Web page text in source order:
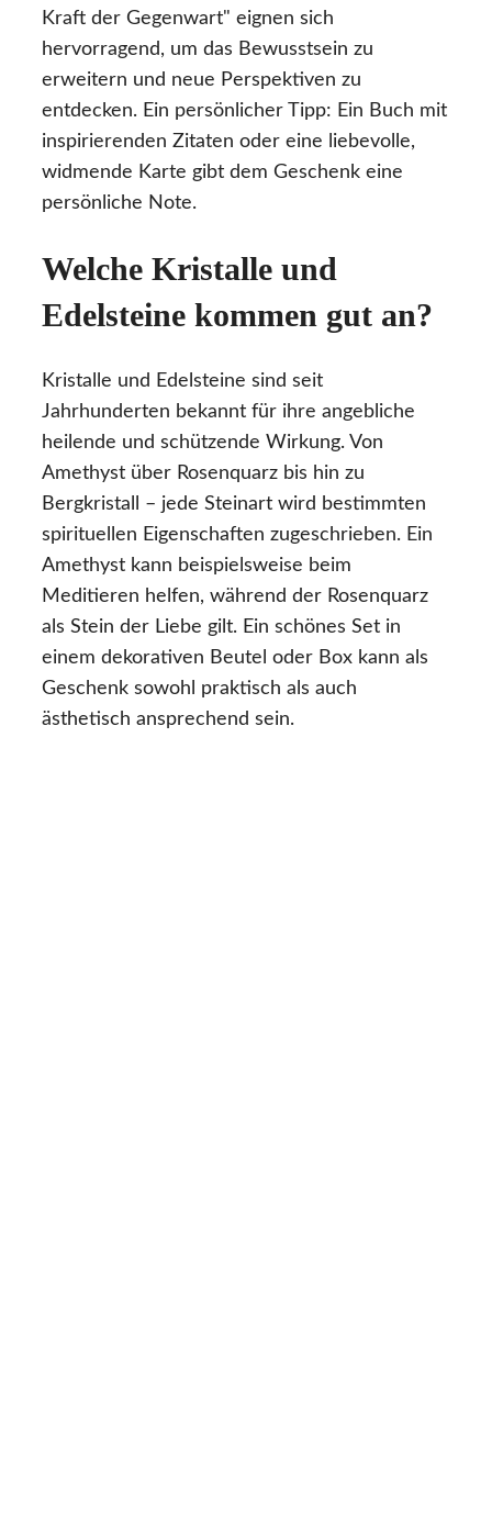
Kraft der Gegenwart" eignen sich
hervorragend, um das Bewusstsein zu
erweitern und neue Perspektiven zu
entdecken. Ein persönlicher Tipp: Ein Buch mit
inspirierenden Zitaten oder eine liebevolle,
widmende Karte gibt dem Geschenk eine
persönliche Note.
Welche Kristalle und
Edelsteine kommen gut an?
Kristalle und Edelsteine sind seit
Jahrhunderten bekannt für ihre angebliche
heilende und schützende Wirkung. Von
Amethyst über Rosenquarz bis hin zu
Bergkristall – jede Steinart wird bestimmten
spirituellen Eigenschaften zugeschrieben. Ein
Amethyst kann beispielsweise beim
Meditieren helfen, während der Rosenquarz
als Stein der Liebe gilt. Ein schönes Set in
einem dekorativen Beutel oder Box kann als
Geschenk sowohl praktisch als auch
ästhetisch ansprechend sein.